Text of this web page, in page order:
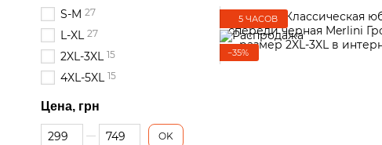
5 ЧАСОВ
−35%
S-M 27
L-XL 27
2XL-3XL 15
4XL-5XL 15
Цена, грн
От Цена, грн
До Цена, грн OK